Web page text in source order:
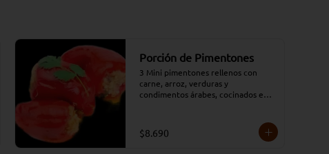
Porción de Pimentones
3 Mini pimentones rellenos con
carne, arroz, verduras y
condimentos árabes, cocinados en
$8.690